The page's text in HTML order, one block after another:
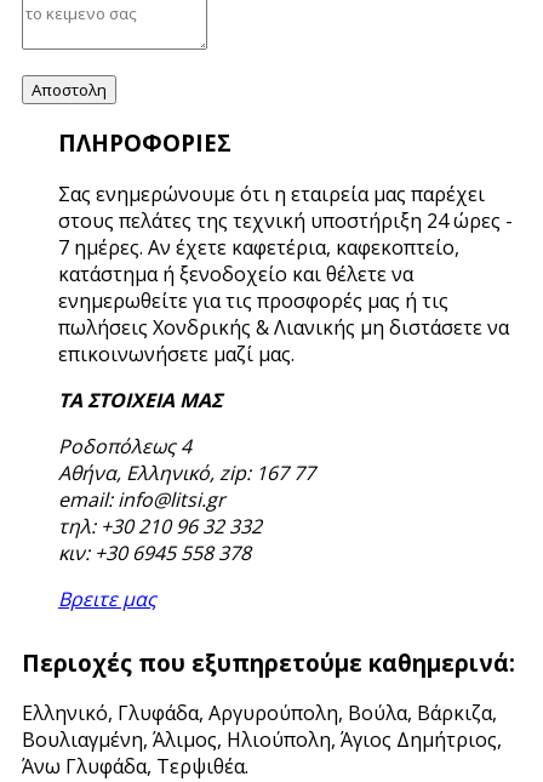
ΠΛΗΡΟΦΟΡΙΕΣ
Σας ενημερώνουμε ότι η εταιρεία μας παρέχει
στους πελάτες της τεχνική υποστήριξη 24 ώρες -
7 ημέρες. Αν έχετε καφετέρια, καφεκοπτείο,
κατάστημα ή ξενοδοχείο και θέλετε να
ενημερωθείτε για τις προσφορές μας ή τις
πωλήσεις Χονδρικής & Λιανικής μη διστάσετε να
επικοινωνήσετε μαζί μας.
ΤΑ ΣΤΟΙΧΕΙΑ ΜΑΣ
Ροδοπόλεως 4
Αθήνα, Ελληνικό, zip: 167 77
email: info@litsi.gr
τηλ: +30 210 96 32 332
κιν: +30 6945 558 378
Βρειτε μας
Περιοχές που εξυπηρετούμε καθημερινά:
Ελληνικό, Γλυφάδα, Αργυρούπολη, Βούλα, Βάρκιζα,
Βουλιαγμένη, Άλιμος, Ηλιούπολη, Άγιος Δημήτριος,
Άνω Γλυφάδα, Τερψιθέα.